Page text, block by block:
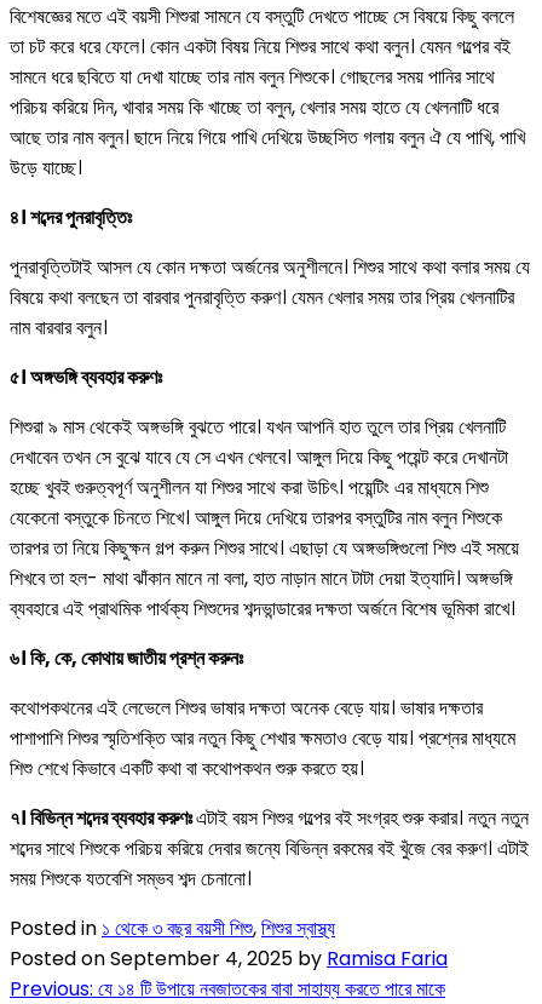
বিশেষজ্ঞের মতে এই বয়সী শিশুরা সামনে যে বস্তুটি দেখতে পাচ্ছে সে বিষয়ে কিছু বললে
তা চট করে ধরে ফেলে। কোন একটা বিষয় নিয়ে শিশুর সাথে কথা বলুন। যেমন গল্পের বই
সামনে ধরে ছবিতে যা দেখা যাচ্ছে তার নাম বলুন শিশুকে। গোছলের সময় পানির সাথে
পরিচয় করিয়ে দিন, খাবার সময় কি খাচ্ছে তা বলুন, খেলার সময় হাতে যে খেলনাটি ধরে
আছে তার নাম বলুন। ছাদে নিয়ে গিয়ে পাখি দেখিয়ে উচ্ছসিত গলায় বলুন ঐ যে পাখি, পাখি
উড়ে যাচ্ছে।
৪। শব্দের পুনরাবৃত্তিঃ
পুনরাবৃত্তিটাই আসল যে কোন দক্ষতা অর্জনের অনুশীলনে। শিশুর সাথে কথা বলার সময় যে
বিষয়ে কথা বলছেন তা বারবার পুনরাবৃত্তি করুণ। যেমন খেলার সময় তার প্রিয় খেলনাটির
নাম বারবার বলুন।
৫। অঙ্গভঙ্গি ব্যবহার করুণঃ
শিশুরা ৯ মাস থেকেই অঙ্গভঙ্গি বুঝতে পারে। যখন আপনি হাত তুলে তার প্রিয় খেলনাটি
দেখাবেন তখন সে বুঝে যাবে যে সে এখন খেলবে। আঙ্গুল দিয়ে কিছু পয়েন্ট করে দেখানটা
হচ্ছে খুবই গুরুত্বপূর্ণ অনুশীলন যা শিশুর সাথে করা উচিৎ। পয়েন্টিং এর মাধ্যমে শিশু
যেকেনো বস্তুকে চিনতে শিখে। আঙ্গুল দিয়ে দেখিয়ে তারপর বস্তুটির নাম বলুন শিশুকে
তারপর তা নিয়ে কিছুক্ষন গল্প করুন শিশুর সাথে। এছাড়া যে অঙ্গভঙ্গিগুলো শিশু এই সময়ে
শিখবে তা হল- মাথা ঝাঁকান মানে না বলা, হাত নাড়ান মানে টাটা দেয়া ইত্যাদি। অঙ্গভঙ্গি
ব্যবহারে এই প্রাথমিক পার্থক্য শিশুদের শব্দভান্ডারের দক্ষতা অর্জনে বিশেষ ভূমিকা রাখে।
৬। কি, কে, কোথায় জাতীয় প্রশ্ন করুনঃ
কথোপকথনের এই লেভেলে শিশুর ভাষার দক্ষতা অনেক বেড়ে যায়। ভাষার দক্ষতার
পাশাপাশি শিশুর স্মৃতিশক্তি আর নতুন কিছু শেখার ক্ষমতাও বেড়ে যায়। প্রশ্নের মাধ্যমে
শিশু শেখে কিভাবে একটি কথা বা কথোপকথন শুরু করতে হয়।
৭। বিভিন্ন শব্দের ব্যবহার করুণঃএটাই বয়স শিশুর গল্পের বই সংগ্রহ শুরু করার। নতুন নতুন
শব্দের সাথে শিশুকে পরিচয় করিয়ে দেবার জন্যে বিভিন্ন রকমের বই খুঁজে বের করুণ। এটাই
সময় শিশুকে যতবেশি সম্ভব শব্দ চেনানো।
Posted in ১ থেকে ৩ বছর বয়সী শিশু,শিশুর স্বাস্থ্য
Posted onSeptember 4, 2025 by Ramisa Faria
Previous: যে ১৪ টি উপায়ে নবজাতকের বাবা সাহায্য করতে পারে মাকে